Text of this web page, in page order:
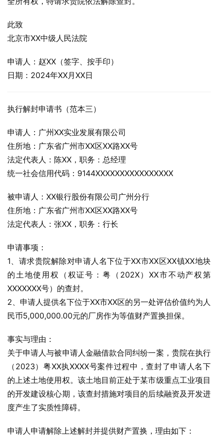
此致
北京市XX中级人民法院
申请人：赵XX（签字、按手印）
日期：2024年XX月XX日
执行解封申请书（范本三）
申请人：广州XX实业发展有限公司
住所地：广东省广州市XX区XX路XX号
法定代表人：陈XX，职务：总经理
统一社会信用代码：9144XXXXXXXXXXXXXXXX
被申请人：XX银行股份有限公司广州分行
住所地：广东省广州市XX区XX路XX号
法定代表人：张XX，职务：行长
申请事项：
1、请求贵院解除对申请人名下位于XX市XX区XX镇XX地块
的土地使用权（权证号：粤（202X）XX市不动产权第
XXXXXXX号）的查封。
2、申请人提供名下位于XX市XX区的另一处评估价值约为人
民币5,000,000.00元的厂房作为等值财产置换担保。
事实与理由：
关于申请人与被申请人金融借款合同纠纷一案，贵院在执行
（2023）粤XX执XXXX号案件过程中，查封了申请人名下
的上述土地使用权。该土地目前正处于某市级重点工业项目
的开发建设核心期，该查封措施对项目的后续融资及开发进
度产生了实质性障碍。
申请人申请解除上述解封并提供财产置换，理由如下：